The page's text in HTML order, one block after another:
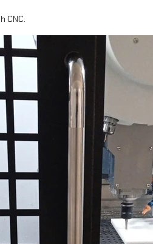
CNC.